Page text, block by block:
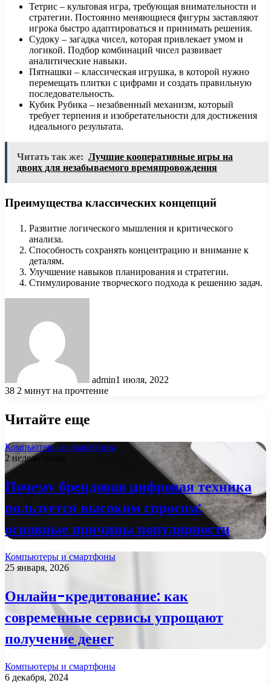
Тетрис – культовая игра, требующая внимательности и
стратегии. Постоянно меняющиеся фигуры заставляют
игрока быстро адаптироваться и принимать решения.
Судоку – загадка чисел, которая привлекает умом и
логикой. Подбор комбинаций чисел развивает
аналитические навыки.
Пятнашки – классическая игрушка, в которой нужно
перемещать плитки с цифрами и создать правильную
последовательность.
Кубик Рубика – незабвенный механизм, который
требует терпения и изобретательности для достижения
идеального результата.
Читать так же: Лучшие кооперативные игры на
двоих для незабываемого времяпровождения
Преимущества классических концепций
Развитие логического мышления и критического
анализа.
Способность сохранять концентрацию и внимание к
деталям.
Улучшение навыков планирования и стратегии.
Стимулирование творческого подхода к решению задач.
admin1 июля, 2022
38 2 минут на прочтение
Читайте еще
Компьютеры и смартфоны
2 недели назад
Почему брендовая цифровая техника
пользуется высоким спросом:
основные причины популярности
Компьютеры и смартфоны
25 января, 2026
Онлайн-кредитование: как
современные сервисы упрощают
получение денег
Компьютеры и смартфоны
6 декабря, 2024